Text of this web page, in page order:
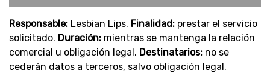
Responsable: Lesbian Lips. Finalidad: prestar el servicio
solicitado. Duración: mientras se mantenga la relación
comercial u obligación legal. Destinatarios: no se
cederán datos a terceros, salvo obligación legal.